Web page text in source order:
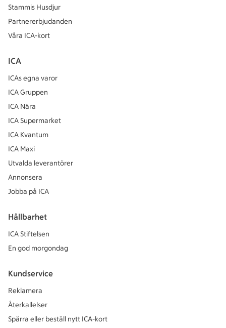
Stammis Husdjur
Partnererbjudanden
Våra ICA-kort
ICA
ICAs egna varor
ICA Gruppen
ICA Nära
ICA Supermarket
ICA Kvantum
ICA Maxi
Utvalda leverantörer
Annonsera
Jobba på ICA
Hållbarhet
ICA Stiftelsen
En god morgondag
Kundservice
Reklamera
Återkallelser
Spärra eller beställ nytt ICA-kort